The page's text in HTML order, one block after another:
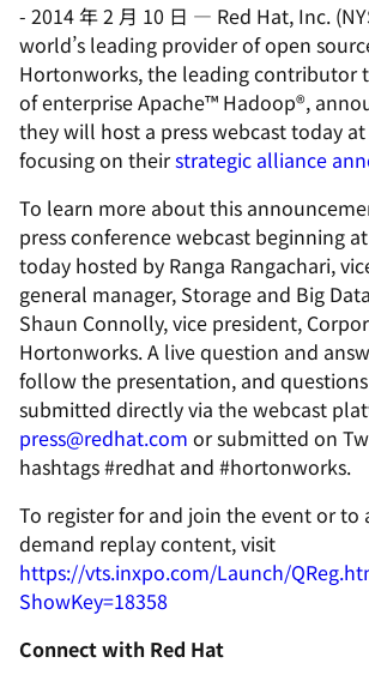
- 2014 年 2 月 10 日 — Red Hat, Inc.
world’s leading provider of open
Hortonworks, the leading contributor
of enterprise Apache™ Hadoop®,
they will host a press webcast today at
focusing on theirstrategic alliance
To learn more about this
press conference webcast beginning
today hosted by Ranga Rangachari,
general manager, Storage and Big
Shaun Connolly, vice president,
Hortonworks. A live question and
follow the presentation, and
submitted directly via the webcast
press@redhat.com or submitted on
hashtags #redhat and #hortonworks.
To register for and join the event or to
demand replay content, visit
https://vts.inxpo.com/Launch/
ShowKey=18358
Connect with Red Hat